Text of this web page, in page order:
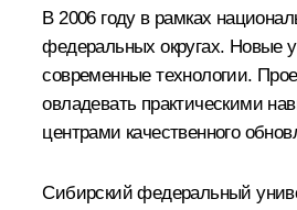
В 2006 году в рамках
федеральных округах. Новые
современные технологии.
овладевать практическими
центрами качественного
Сибирский федеральный